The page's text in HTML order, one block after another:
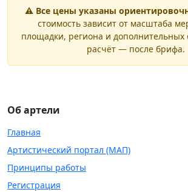
⚠️ Все цены указаны
стоимость зависит от масштаба
площадки, региона и
расчёт — после брифа.
Об артели
Главная
Артистический портал (МАП)
Принципы работы
Регистрация